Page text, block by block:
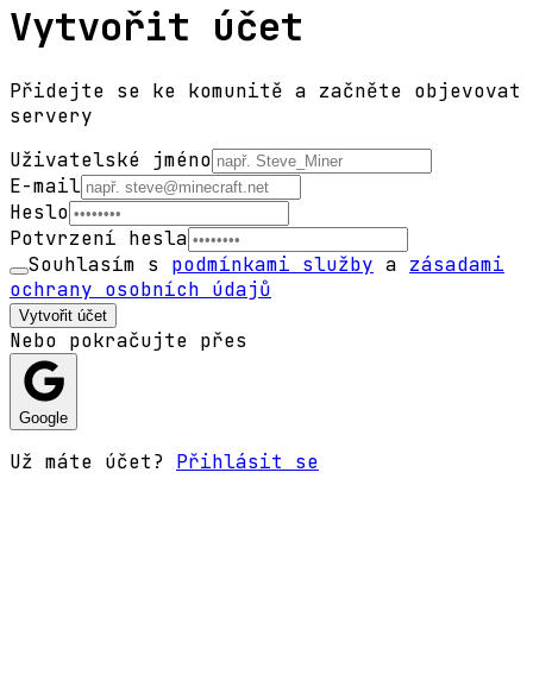
Vytvořit účet
Přidejte se ke komunitě a začněte objevovat
servery
Uživatelské jméno
E-mail
Heslo
Potvrzení hesla
Souhlasím s podmínkami služby a zásadami
ochrany osobních údajů
Vytvořit účet
Nebo pokračujte přes
Google
Už máte účet? Přihlásit se